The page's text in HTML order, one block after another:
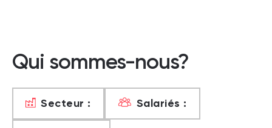
Qui sommes-nous?
Secteur : Salariés :